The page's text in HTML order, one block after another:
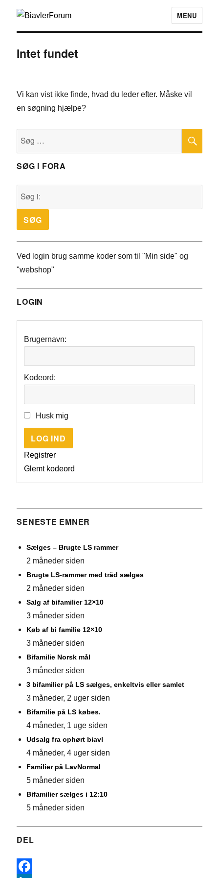
MENU
Intet fundet
Vi kan vist ikke finde, hvad du leder efter. Måske vil
en søgning hjælpe?
SØG I FORA
Ved login brug samme koder som til "Min side" og
"webshop"
LOGIN
Brugernavn:
Kodeord:
Husk mig
LOG IND
Registrer
Glemt kodeord
SENESTE EMNER
Sælges – Brugte LS rammer
2 måneder siden
Brugte LS-rammer med tråd sælges
2 måneder siden
Salg af bifamilier 12×10
3 måneder siden
Køb af bi familie 12×10
3 måneder siden
Bifamilie Norsk mål
3 måneder siden
3 bifamilier på LS sælges, enkeltvis eller samlet
3 måneder, 2 uger siden
Bifamilie på LS købes.
4 måneder, 1 uge siden
Udsalg fra ophørt biavl
4 måneder, 4 uger siden
Familier på LavNormal
5 måneder siden
Bifamilier sælges i 12:10
5 måneder siden
DEL